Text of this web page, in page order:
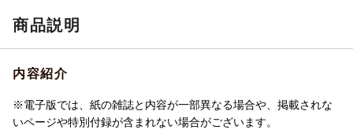
商品説明
内容紹介
※電子版では、紙の雑誌と内容が一部異なる場合や、掲載されな
いページや特別付録が含まれない場合がございます。